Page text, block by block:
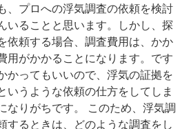
プロへの浮気調査の依頼を検討
いることと思います。しかし、探
依頼する場合、調査費用は、かか
用がかかることになります。です
かってもいいので、浮気の証拠を
いうような依頼の仕方をしてしま
なりがちです。 このため、浮気調
するときは、どのような調査をし